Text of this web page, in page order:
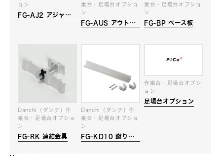
FG-AJ2 アジャス
ョン
FG-AUS アウトリ
業台・足場台オプショ
ン
FG-BP ベース板
業台・足場台オプショ
ン
FG-RK 連結金具
Danchi（ダンチ）作
業台・足場台オプショ
ン
FG-KD10 蹴り止
Danchi（ダンチ）作
業台・足場台オプショ
ン
足場台オプション
作業台・足場台オプシ
ョン